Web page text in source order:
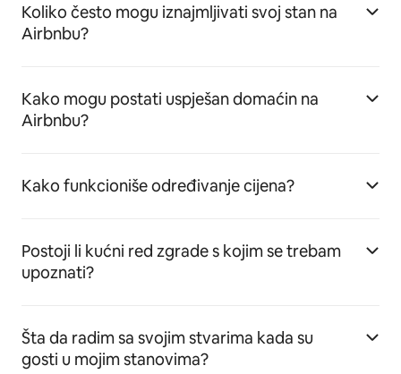
Koliko često mogu iznajmljivati svoj stan na
Airbnbu?
Kako mogu postati uspješan domaćin na
Airbnbu?
Kako funkcioniše određivanje cijena?
Postoji li kućni red zgrade s kojim se trebam
upoznati?
Šta da radim sa svojim stvarima kada su
gosti u mojim stanovima?